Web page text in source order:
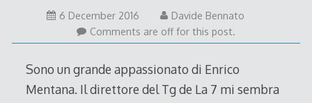
6 December 20166
December
2016
Davide Bennato
Comments are off for this post.
Sono un grande appassionato di Enrico
Mentana. Il direttore del Tg de La 7 mi sembra